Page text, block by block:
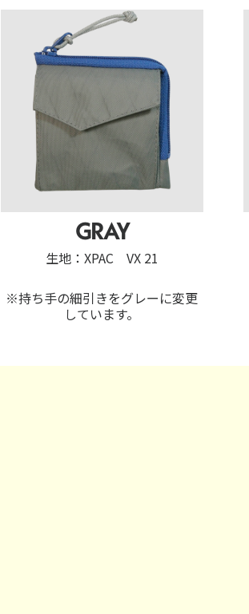
GRAY
生地：XPAC VX 21
※持ち手の細引きをグレーに変更
しています。